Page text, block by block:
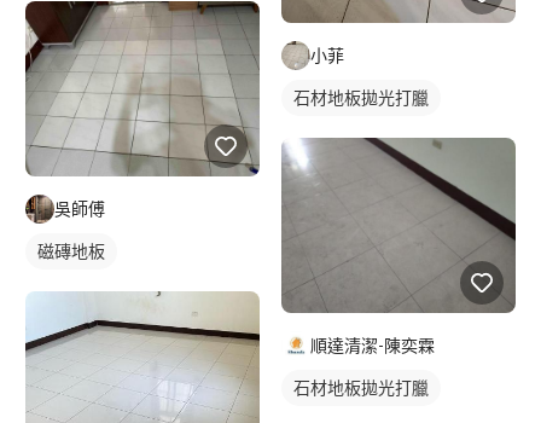
吳師傅
磁磚地板
小菲
石材地板拋光打臘
順達清潔-陳奕霖
石材地板拋光打臘